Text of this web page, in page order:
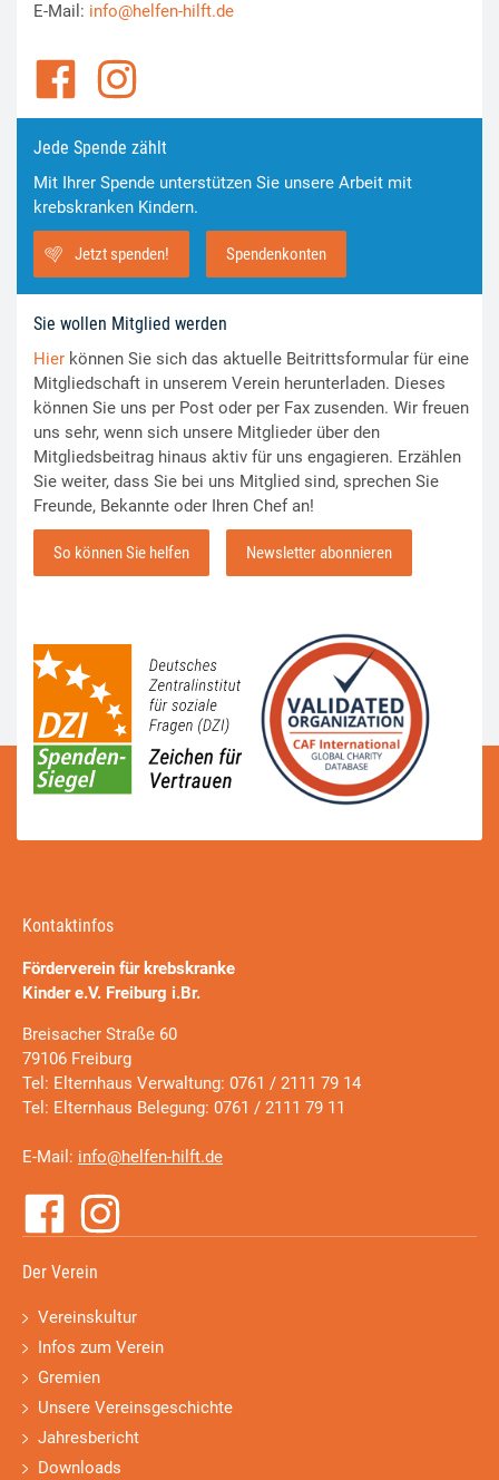
E-Mail: info@helfen-hilft.de
Jede Spende zählt
Mit Ihrer Spende unterstützen Sie unsere Arbeit mit
krebskranken Kindern.
Jetzt spenden! Spendenkonten
Sie wollen Mitglied werden
Hier können Sie sich das aktuelle Beitrittsformular für eine
Mitgliedschaft in unserem Verein herunterladen. Dieses
können Sie uns per Post oder per Fax zusenden. Wir freuen
uns sehr, wenn sich unsere Mitglieder über den
Mitgliedsbeitrag hinaus aktiv für uns engagieren. Erzählen
Sie weiter, dass Sie bei uns Mitglied sind, sprechen Sie
Freunde, Bekannte oder Ihren Chef an!
So können Sie helfen Newsletter abonnieren
Kontaktinfos
Förderverein für krebskranke
Kinder e.V. Freiburg i.Br.
Breisacher Straße 60
79106 Freiburg
Tel: Elternhaus Verwaltung: 0761 / 2111 79 14
Tel: Elternhaus Belegung: 0761 / 2111 79 11
E-Mail: info@helfen-hilft.de
Der Verein
Vereinskultur
Infos zum Verein
Gremien
Unsere Vereinsgeschichte
Jahresbericht
Downloads